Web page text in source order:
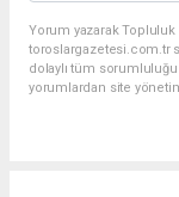
Yorum yazarak Topluluk
toroslargazetesi.com.tr
dolaylı tüm sorumluluğu
yorumlardan site